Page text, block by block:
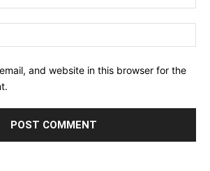
and website in this browser for the